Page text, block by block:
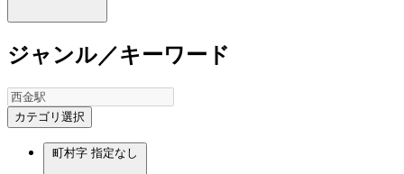
ジャンル／キーワード
カテゴリ選択
町村字 指定なし